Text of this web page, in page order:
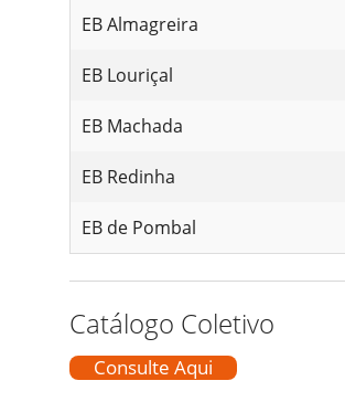
EB Almagreira
EB Louriçal
EB Machada
EB Redinha
EB de Pombal
Catálogo Coletivo
Consulte Aqui